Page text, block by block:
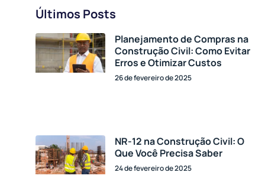
Últimos Posts
Planejamento de Compras na
Construção Civil: Como Evitar
Erros e Otimizar Custos
26 de fevereiro de 2025
NR-12 na Construção Civil: O
Que Você Precisa Saber
24 de fevereiro de 2025